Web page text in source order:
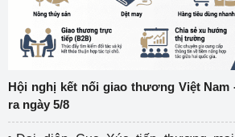
Hội nghị kết nối giao thương Việt Nam
ra ngày 5/8